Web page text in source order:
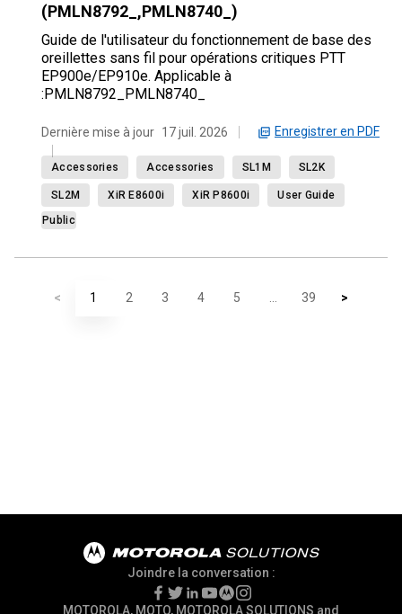
(PMLN8792_,PMLN8740_)
Guide de l'utilisateur du fonctionnement de base des
oreillettes sans fil pour opérations critiques PTT
EP900e/EP910e. Applicable à
:PMLN8792_PMLN8740_
Dernière mise à jour 17 juil. 2026 Enregistrer en PDF
Accessories Accessories SL1M SL2K
SL2M XiR E8600i XiR P8600i
User Guide
Public
< 1 2 3 4 5 39 >
Joindre la conversation :
MOTOROLA, MOTO, MOTOROLA SOLUTIONS and